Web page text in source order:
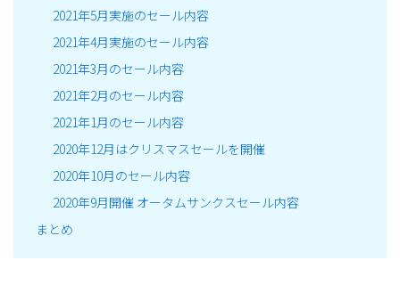
2021年5月実施のセール内容
2021年4月実施のセール内容
2021年3月のセール内容
2021年2月のセール内容
2021年1月のセール内容
2020年12月はクリスマスセールを開催
2020年10月のセール内容
2020年9月開催 オータムサンクスセール内容
まとめ